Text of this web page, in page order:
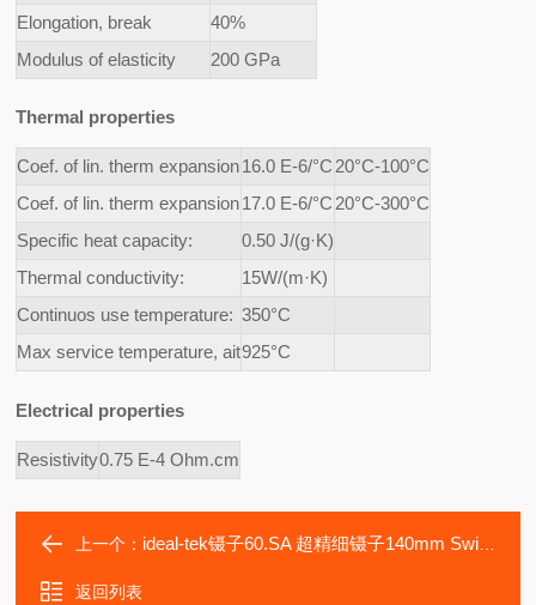
Elongation, break
40%
Modulus of elasticity
200 GPa
Thermal properties
Coef. of lin. therm expansion16.0 E-6/°C 20°C-100°C
Coef. of lin. therm expansion17.0 E-6/°C 20°C-300°C
Specific heat capacity:
0.50 J/(g·K)
Thermal conductivity:
15W/(m·K)
Continuos use temperature: 350°C
Max service temperature, ait925°C
Electrical properties
Resistivity0.75 E-4 Ohm.cm
上一个： ideal-tek镊子60.SA 超精细镊子140mm Swiss tweezers
返回列表